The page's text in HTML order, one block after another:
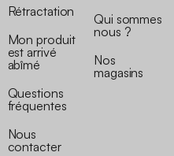
Rétractation
Mon produit
est arrivé
abîmé
Questions
fréquentes
Nous
contacter
Qui sommes
nous ?
Nos
magasins